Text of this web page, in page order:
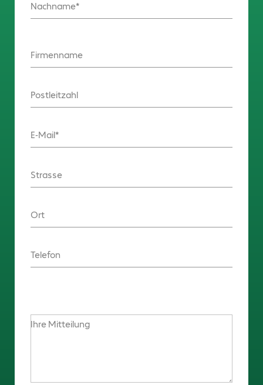
Nachname
Firmenname
Postleitzahl
E-Mail
Strasse
Ort
Telefon
Ihre Mitteilung